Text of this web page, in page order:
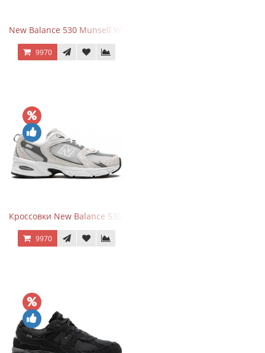
New Balance 530 Munsell White Silver
9970
Кроссовки New Balance 530 Grey Matter Harbor Grey
9970